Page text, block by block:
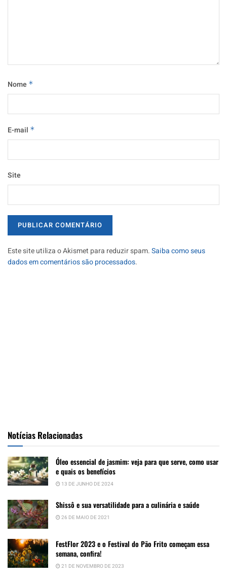
Nome *
E-mail *
Site
Este site utiliza o Akismet para reduzir spam.Saiba como seus
dados em comentários são processados.
Notícias Relacionadas
Óleo essencial de jasmim: veja para que serve, como usar
e quais os benefícios
13 DE JUNHO DE 2024
Shissô e sua versatilidade para a culinária e saúde
26 DE MAIO DE 2021
FestFlor 2023 e o Festival do Pão Frito começam essa
semana, confira!
21 DE NOVEMBRO DE 2023